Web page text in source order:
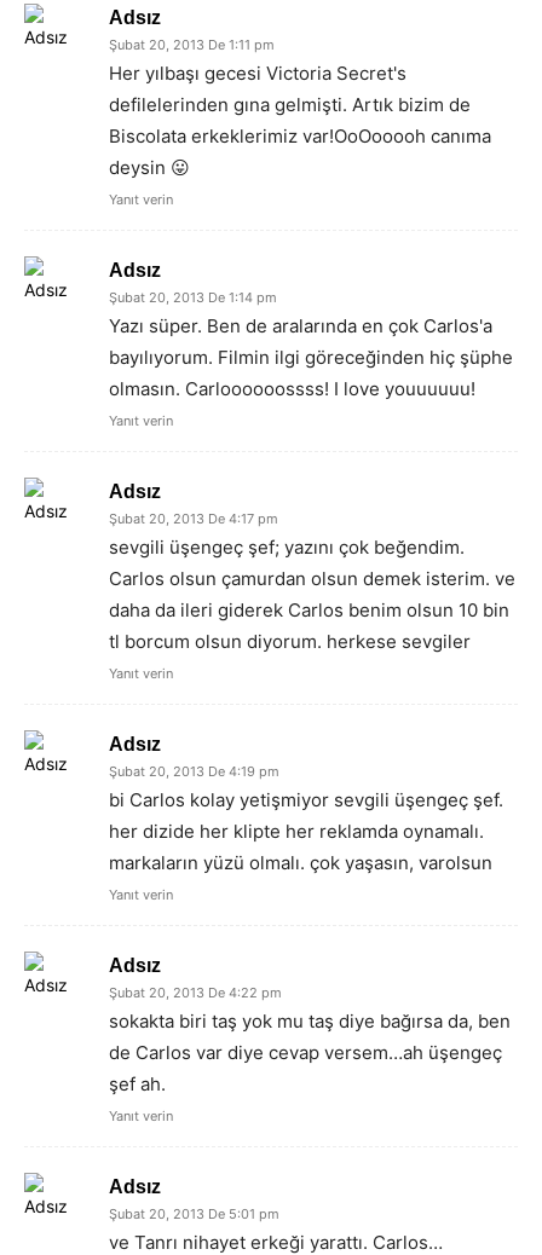
Adsız
Şubat 20, 2013 De 1:11 pm
Her yılbaşı gecesi Victoria Secret's
defilelerinden gına gelmişti. Artık bizim de
Biscolata erkeklerimiz var!OoOooooh canıma
deysin 😛
Yanıt verin
Adsız
Şubat 20, 2013 De 1:14 pm
Yazı süper. Ben de aralarında en çok Carlos'a
bayılıyorum. Filmin ilgi göreceğinden hiç şüphe
olmasın. Carloooooossss! I love youuuuuu!
Yanıt verin
Adsız
Şubat 20, 2013 De 4:17 pm
sevgili üşengeç şef; yazını çok beğendim.
Carlos olsun çamurdan olsun demek isterim. ve
daha da ileri giderek Carlos benim olsun 10 bin
tl borcum olsun diyorum. herkese sevgiler
Yanıt verin
Adsız
Şubat 20, 2013 De 4:19 pm
bi Carlos kolay yetişmiyor sevgili üşengeç şef.
her dizide her klipte her reklamda oynamalı.
markaların yüzü olmalı. çok yaşasın, varolsun
Yanıt verin
Adsız
Şubat 20, 2013 De 4:22 pm
sokakta biri taş yok mu taş diye bağırsa da, ben
de Carlos var diye cevap versem…ah üşengeç
şef ah.
Yanıt verin
Adsız
Şubat 20, 2013 De 5:01 pm
ve Tanrı nihayet erkeği yarattı. Carlos…